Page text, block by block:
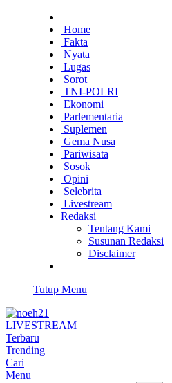
Home
Fakta
Nyata
Lugas
Sorot
TNI-POLRI
Ekonomi
Parlementaria
Suplemen
Gema Nusa
Pariwisata
Sosok
Opini
Selebrita
Livestream
Redaksi
Tentang Kami
Susunan Redaksi
Disclaimer
Tutup Menu
LIVESTREAM
Terbaru
Trending
Cari
Menu